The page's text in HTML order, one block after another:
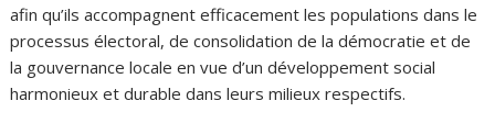
afin qu’ils accompagnent efficacement les populations dans le
processus électoral, de consolidation de la démocratie et de
la gouvernance locale en vue d’un développement social
harmonieux et durable dans leurs milieux respectifs.